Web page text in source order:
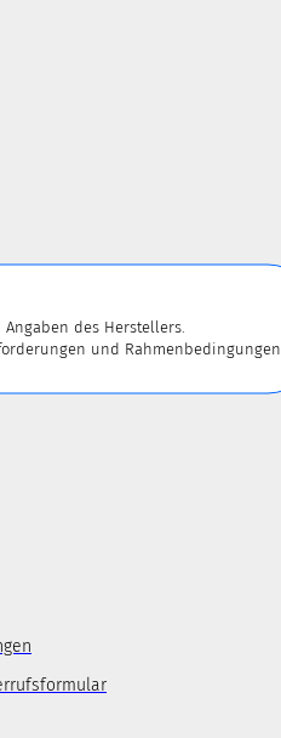
des Herstellers.
und Rahmenbedingungen.